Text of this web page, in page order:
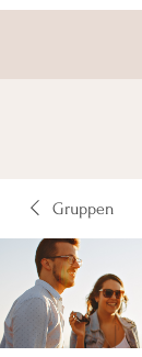
Gruppen